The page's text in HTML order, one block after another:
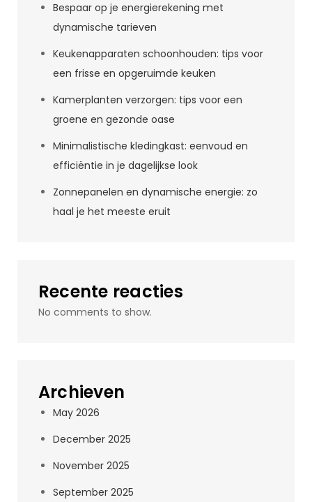
Bespaar op je energierekening met
dynamische tarieven
Keukenapparaten schoonhouden: tips voor
een frisse en opgeruimde keuken
Kamerplanten verzorgen: tips voor een
groene en gezonde oase
Minimalistische kledingkast: eenvoud en
efficiëntie in je dagelijkse look
Zonnepanelen en dynamische energie: zo
haal je het meeste eruit
Recente reacties
No comments to show.
Archieven
May 2026
December 2025
November 2025
September 2025